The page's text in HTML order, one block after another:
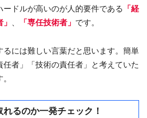
ードルが高いのが人的要件である
「経
「専任技術者」 です。
るには難しい言葉だと思います。簡単
任者」「技術の責任者」と考えていた
るのか一発チェック！